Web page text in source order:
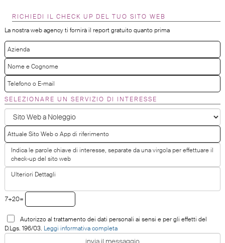
RICHIEDI IL CHECK UP DEL TUO SITO WEB
La nostra web agency ti fornirà il report gratuito quanto prima
SELEZIONARE UN SERVIZIO DI INTERESSE
7+20=
Autorizzo al trattamento dei dati personali ai sensi e per gli effetti del
D.Lgs. 196/03. Leggi informativa completa